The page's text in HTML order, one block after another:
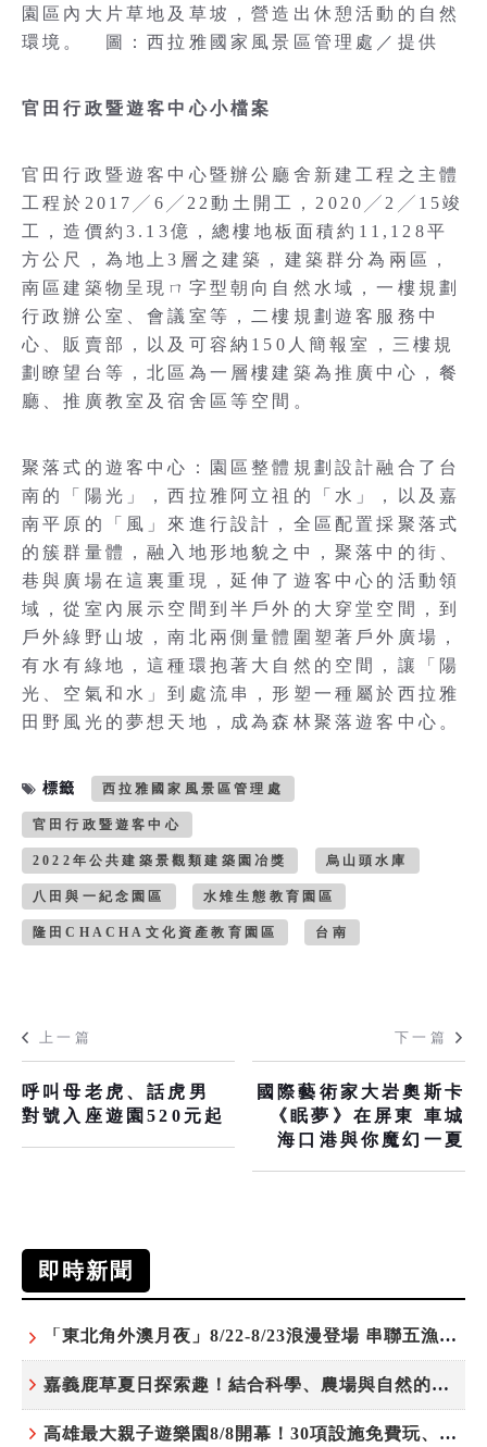
園區內大片草地及草坡，營造出休憩活動的自然
環境。 圖：西拉雅國家風景區管理處／提供
官田行政暨遊客中心小檔案
官田行政暨遊客中心暨辦公廳舍新建工程之主體
工程於2017╱6╱22動土開工，2020╱2╱15竣
工，造價約3.13億，總樓地板面積約11,128平
方公尺，為地上3層之建築，建築群分為兩區，
南區建築物呈現ㄇ字型朝向自然水域，一樓規劃
行政辦公室、會議室等，二樓規劃遊客服務中
心、販賣部，以及可容納150人簡報室，三樓規
劃瞭望台等，北區為一層樓建築為推廣中心，餐
廳、推廣教室及宿舍區等空間。
聚落式的遊客中心：園區整體規劃設計融合了台
南的「陽光」，西拉雅阿立祖的「水」，以及嘉
南平原的「風」來進行設計，全區配置採聚落式
的簇群量體，融入地形地貌之中，聚落中的街、
巷與廣場在這裏重現，延伸了遊客中心的活動領
域，從室內展示空間到半戶外的大穿堂空間，到
戶外綠野山坡，南北兩側量體圍塑著戶外廣場，
有水有綠地，這種環抱著大自然的空間，讓「陽
光、空氣和水」到處流串，形塑一種屬於西拉雅
田野風光的夢想天地，成為森林聚落遊客中心。
標籤 西拉雅國家風景區管理處
官田行政暨遊客中心
2022年公共建築景觀類建築園冶獎 烏山頭水庫
八田與一紀念園區 水雉生態教育園區
隆田CHACHA文化資產教育園區 台南
上一篇
呼叫母老虎、話虎男
對號入座遊園520元起
下一篇
國際藝術家大岩奧斯卡
《眠夢》在屏東 車城
海口港與你魔幻一夏
即時新聞
「東北角外澳月夜」8/22-8/23浪漫登場 串聯五漁村、音樂、市集、火舞與慢旅共度夏夜
嘉義鹿草夏日探索趣！結合科學、農場與自然的親子小旅行
高雄最大親子遊樂園8/8開幕！30項設施免費玩、YOYO家族嗨翻暑假